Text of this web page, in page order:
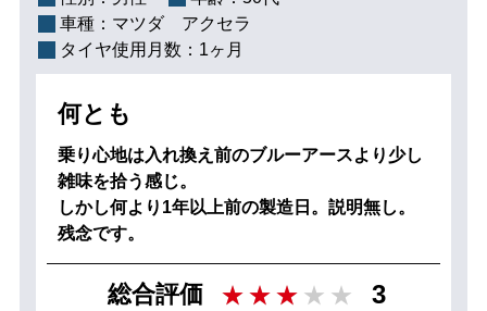
車種： マツダ アクセラ
タイヤ使用月数： 1ヶ月
何とも
乗り心地は入れ換え前のブルーアースより少し
雑味を拾う感じ。
しかし何より1年以上前の製造日。説明無し。
残念です。
総合評価 3